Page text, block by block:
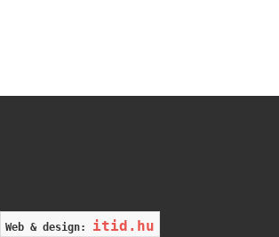
Web & design: itid.hu